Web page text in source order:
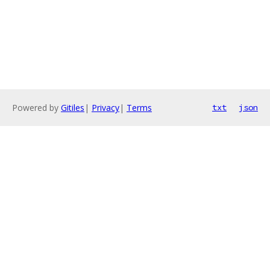
Powered by Gitiles | Privacy| Terms txt json